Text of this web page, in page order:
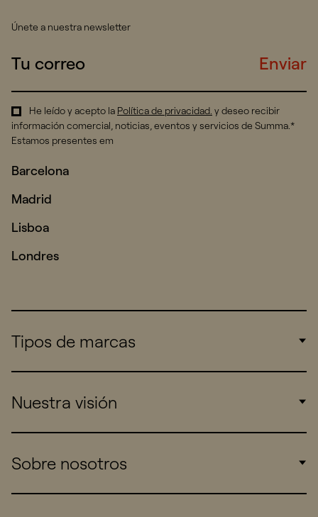
Únete a nuestra newsletter
Enviar
He leído y acepto la Política de privacidad. y deseo recibir
información comercial, noticias, eventos y servicios de Summa.*
Estamos presentes em
Barcelona
Madrid
Lisboa
Londres
Tipos de marcas
Consumers
Startups
Nuestra visión
Work
Sobre nosotros